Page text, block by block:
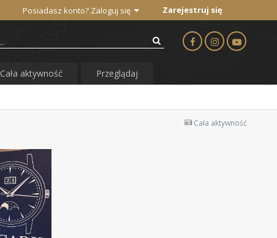
Posiadasz konto? Zaloguj się Zarejestruj się
Cała aktywność Przeglądaj
Cała aktywność